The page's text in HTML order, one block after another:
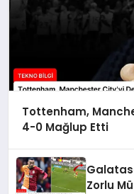
Tottenham,
4-0 Mağlup Etti
Zorlu